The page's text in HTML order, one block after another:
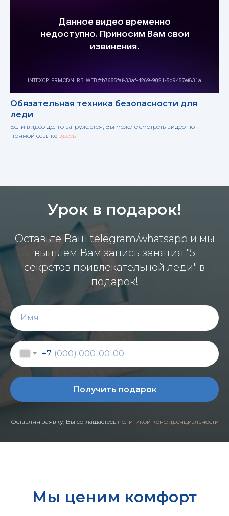
Обязательная техника безопасности для
леди
Если видео долго загружается, Вы можете смотреть видео по
прямой ссылке здесь
Урок в подарок!
Оставьте Ваш telegram/whatsapp и мы
вышлем Вам запись занятия "5
секретов привлекательной леди" в
подарок!
+7
Получить подарок
Оставляя заявку, Вы соглашаетесь политикой конфиденциальности
Мы ценим комфорт